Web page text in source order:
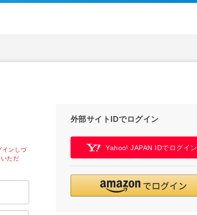
インしづ
ただ
外部サイトIDでログイン
Yahoo! JAPAN IDでログイン